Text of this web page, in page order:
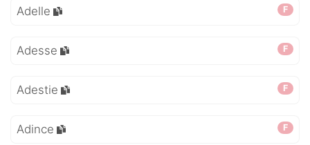
F
Adelle
F
Adesse
F
Adestie
F
Adince